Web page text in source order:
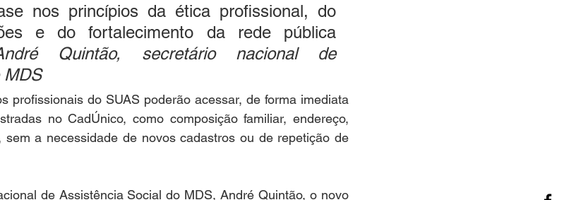
nos princípios da ética profissional, do
e do fortalecimento da rede pública
Quintão, secretário nacional de
MDS
profissionais do SUAS poderão acessar, de forma imediata
no CadÚnico, como composição familiar, endereço,
sem a necessidade de novos cadastros ou de repetição de
de Assistência Social do MDS, André Quintão, o novo